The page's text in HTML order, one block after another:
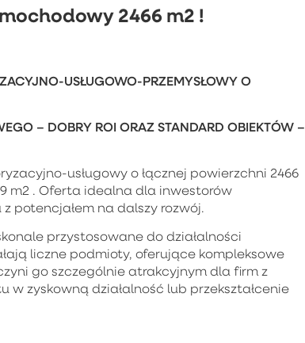
2466 m2 !
USŁUGOWO-PRZEMYSŁOWY O
– DOBRY ROI ORAZ STANDARD OBIEKTÓW –
usługowy o łącznej powierzchni 2466
m2 . Oferta idealna dla inwestorów
potencjałem na dalszy rozwój.
przystosowane do działalności
liczne podmioty, oferujące kompleksowe
go szczególnie atrakcyjnym dla firm z
zyskowną działalność lub przekształcenie